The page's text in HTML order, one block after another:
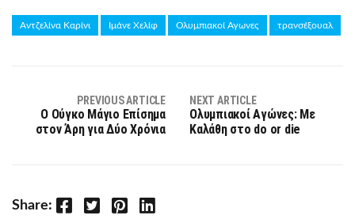
Αντζελίνα Καρίνι Ιμάνε Χελίφ Ολυμπιακοί Αγωνες τρανσέξουαλ
PREVIOUS ARTICLE
Ο Ούγκο Μάγιο Επίσημα
στον Άρη για Δύο Χρόνια
NEXT ARTICLE
Ολυμπιακοί Αγώνες: Με
Καλάθη στο do or die
Share: Facebook Twitter Pinterest LinkedIn